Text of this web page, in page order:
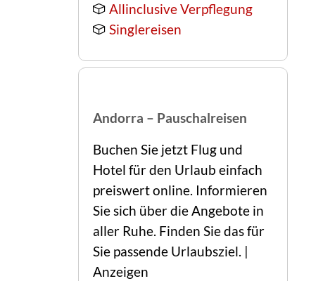
Allinclusive Verpflegung
Singlereisen
Andorra – Pauschalreisen
Buchen Sie jetzt Flug und
Hotel für den Urlaub einfach
preiswert online. Informieren
Sie sich über die Angebote in
aller Ruhe. Finden Sie das für
Sie passende Urlaubsziel. |
Anzeigen